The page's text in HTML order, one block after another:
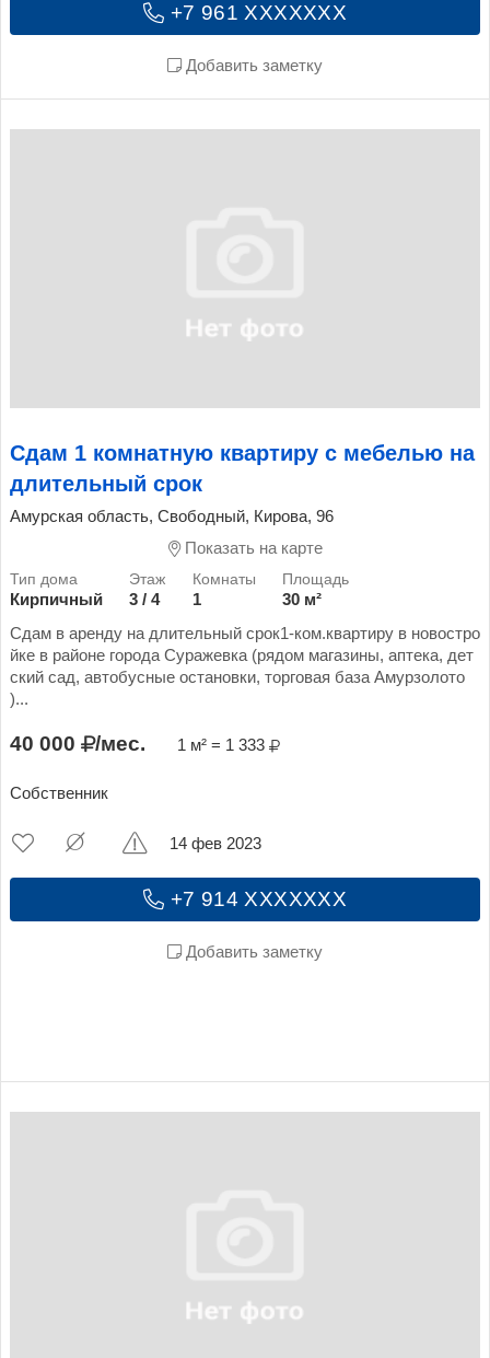
+7 961 XXXXXXX
Добавить заметку
Сдам 1 комнатную квартиру с мебелью на
длительный срок
Амурская область, Свободный, Кирова, 96
Показать на карте
Кирпичный 3 / 4 1
30 м²
Сдам в аренду на длительный срок1-ком.квартиру в новостро
йке в районе города Суражевка (рядом магазины, аптека, дет
ский сад, автобусные остановки, торговая база Амурзолото
)...
40 000 /мес. 1 м² = 1 333
Собственник
+7 914 XXXXXXX
Добавить заметку
14 фев 2023